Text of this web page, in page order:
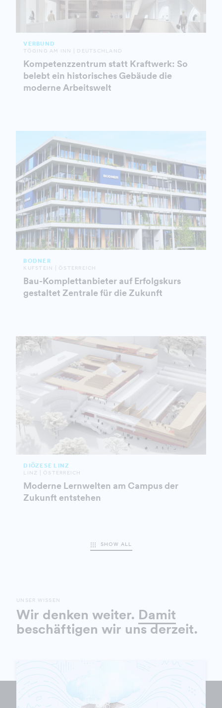
VERBUND
TÖGING AM INN | DEUTSCHLAND
Kompetenzzentrum statt Kraftwerk: So
belebt ein historisches Gebäude die
moderne Arbeitswelt
BODNER
KUFSTEIN | ÖSTERREICH
Bau-Komplettanbieter auf Erfolgskurs
gestaltet Zentrale für die Zukunft
DIÖZESE LINZ
LINZ | ÖSTERREICH
Moderne Lernwelten am Campus der
Zukunft entstehen
SHOW ALL
UNSER WISSEN
Wir denken weiter. Damit
beschäftigen wir uns derzeit.